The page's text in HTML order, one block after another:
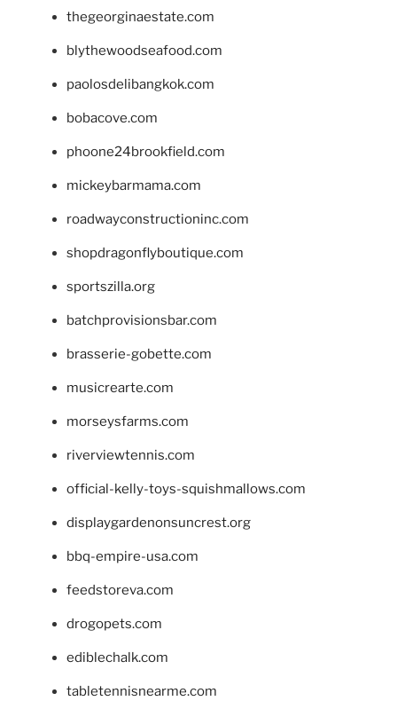
thegeorginaestate.com
blythewoodseafood.com
paolosdelibangkok.com
bobacove.com
phoone24brookfield.com
mickeybarmama.com
roadwayconstructioninc.com
shopdragonflyboutique.com
sportszilla.org
batchprovisionsbar.com
brasserie-gobette.com
musicrearte.com
morseysfarms.com
riverviewtennis.com
official-kelly-toys-squishmallows.com
displaygardenonsuncrest.org
bbq-empire-usa.com
feedstoreva.com
drogopets.com
ediblechalk.com
tabletennisnearme.com